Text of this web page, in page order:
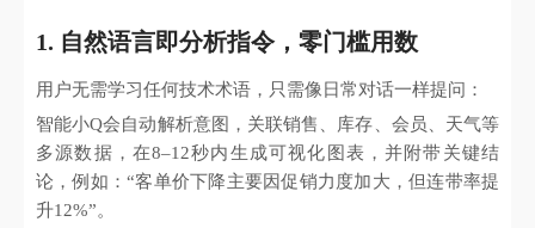
1. 自然语言即分析指令，零门槛用数
用户无需学习任何技术术语，只需像日常对话一样提问：
智能小Q会自动解析意图，关联销售、库存、会员、天气等
多源数据，在8–12秒内生成可视化图表，并附带关键结
论，例如：“客单价下降主要因促销力度加大，但连带率提
升12%”。